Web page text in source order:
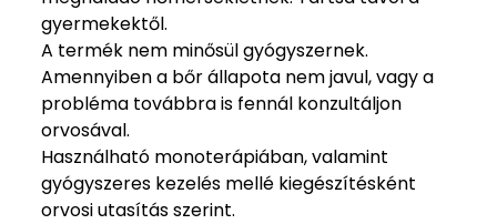
gyermekektől.
A termék nem minősül gyógyszernek.
Amennyiben a bőr állapota nem javul, vagy a
probléma továbbra is fennál konzultáljon
orvosával.
Használható monoterápiában, valamint
gyógyszeres kezelés mellé kiegészítésként
orvosi utasítás szerint.